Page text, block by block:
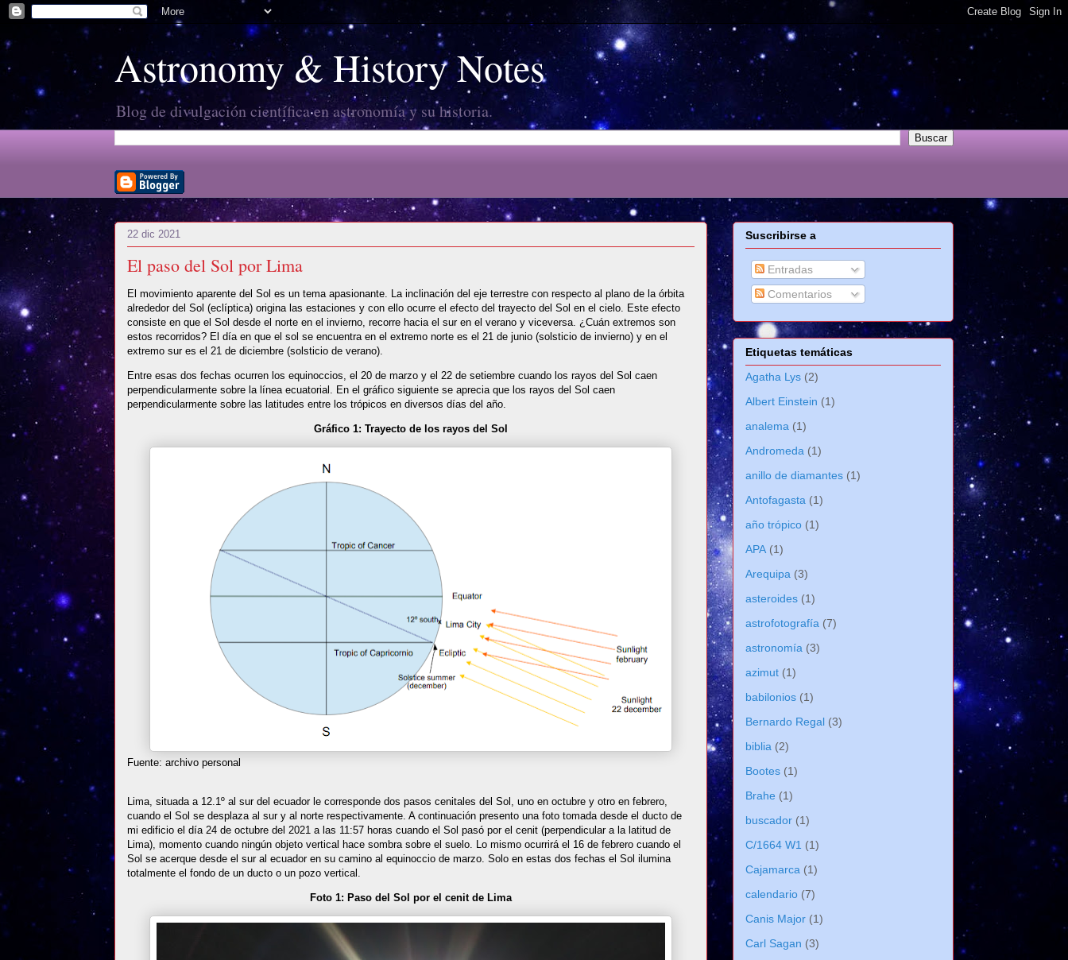
Astronomy & History Notes
Blog de divulgación científica en astronomía y su historia.
22 dic 2021
El paso del Sol por Lima
El movimiento aparente del Sol es un tema apasionante. La inclinación del eje terrestre con respecto al plano de la órbita
alrededor del Sol (eclíptica) origina las estaciones y con ello ocurre el efecto del trayecto del Sol en el cielo. Este efecto
consiste en que el Sol desde el norte en el invierno, recorre hacia el sur en el verano y viceversa. ¿Cuán extremos son
estos recorridos? El día en que el sol se encuentra en el extremo norte es el 21 de junio (solsticio de invierno) y en el
extremo sur es el 21 de diciembre (solsticio de verano).
Entre esas dos fechas ocurren los equinoccios, el 20 de marzo y el 22 de setiembre cuando los rayos del Sol caen
perpendicularmente sobre la línea ecuatorial. En el gráfico siguiente se aprecia que los rayos del Sol caen
perpendicularmente sobre las latitudes entre los trópicos en diversos días del año.
Gráfico 1: Trayecto de los rayos del Sol
Fuente: archivo personal
Lima, situada a 12.1º al sur del ecuador le corresponde dos pasos cenitales del Sol, uno en octubre y otro en febrero,
cuando el Sol se desplaza al sur y al norte respectivamente. A continuación presento una foto tomada desde el ducto de
mi edificio el día 24 de octubre del 2021 a las 11:57 horas cuando el Sol pasó por el cenit (perpendicular a la latitud de
Lima), momento cuando ningún objeto vertical hace sombra sobre el suelo. Lo mismo ocurrirá el 16 de febrero cuando el
Sol se acerque desde el sur al ecuador en su camino al equinoccio de marzo. Solo en estas dos fechas el Sol ilumina
totalmente el fondo de un ducto o un pozo vertical.
Foto 1: Paso del Sol por el cenit de Lima
Suscribirse a
Entradas
Comentarios
Etiquetas temáticas
Agatha Lys (2)
Albert Einstein (1)
analema (1)
Andromeda (1)
anillo de diamantes (1)
Antofagasta (1)
año trópico (1)
APA (1)
Arequipa (3)
asteroides (1)
astrofotografía (7)
astronomía (3)
azimut (1)
babilonios (1)
Bernardo Regal (3)
biblia (2)
Bootes (1)
Brahe (1)
buscador (1)
C/1664 W1 (1)
Cajamarca (1)
calendario (7)
Canis Major (1)
Carl Sagan (3)